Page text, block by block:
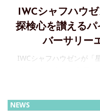
IWCシャフハウ
探検心を讃える
バーサリー
IWCシャフハウゼンが「
シャフハウゼンは、ア
NEWS